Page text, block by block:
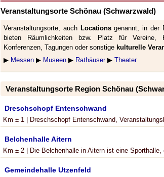
Veranstaltungsorte Schönau (Schwarzwald)
Veranstaltungsorte, auch Locationsgenannt, in der
bieten Räumlichkeiten bzw. Platz für Vereine,
Konferenzen, Tagungen oder sonstige kulturelle
▶ Messen ▶ Museen ▶ Rathäuser▶ Theater
Veranstaltungsorte Region Schönau
Dreschschopf Entenschwand
Km ± 1 | Dreschschopf Entenschwand,
Belchenhalle Aitern
Km ± 2 | Die Belchenhalle in Aitern ist eine
Gemeindehalle Utzenfeld